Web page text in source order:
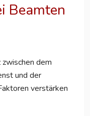
Beamten
dem
und der
verstärken